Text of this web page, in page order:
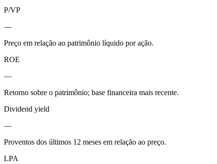
P/VP
—
Preço em relação ao patrimônio líquido por ação.
ROE
—
Retorno sobre o patrimônio; base financeira mais recente.
Dividend yield
—
Proventos dos últimos 12 meses em relação ao preço.
LPA